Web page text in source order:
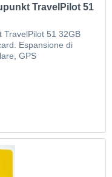
TravelPilot 51
TravelPilot 51 32GB
Espansione di
GPS